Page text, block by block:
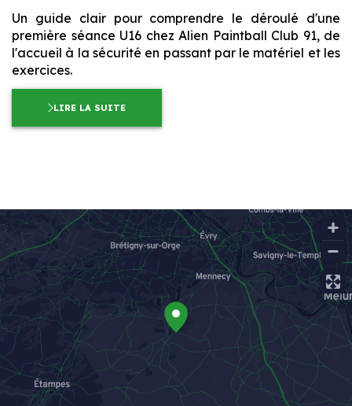
Un guide clair pour comprendre le déroulé d'une
première séance U16 chez Alien Paintball Club 91, de
l'accueil à la sécurité en passant par le matériel et les
exercices.
LIRE LA SUITE